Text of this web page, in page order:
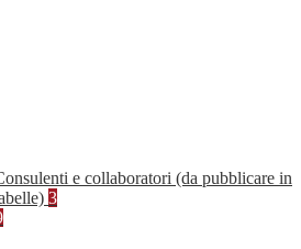
e collaboratori (da pubblicare in
3